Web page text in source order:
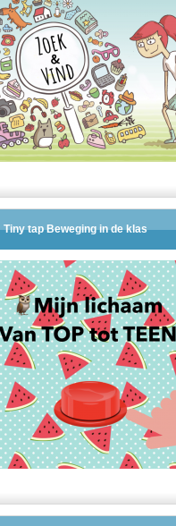
Tiny tap Beweging in de klas